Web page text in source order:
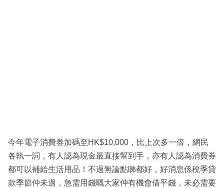
今年電子消費券加碼至HK$10,000，比上次多一倍，網民
各執一詞，有人認為現金最直接幫到手，亦有人認為消費券
都可以補給生活用品！不過無論點睇都好，好消息係稅季貸
款季節仲未過，急需用錢嘅大家仲有機會借平錢，未必需要